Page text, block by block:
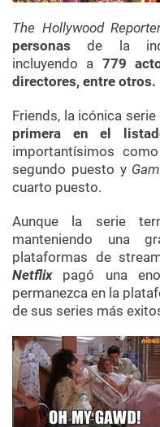
The Hollywood
personas de la
incluyendo a 779
directores, entre otros.
Friends, la icónica
primera en el
importantísimos como
segundo puesto y
cuarto puesto.
Aunque la serie
manteniendo una
plataformas de
Netflix pagó una
permanezca en la
de sus series más